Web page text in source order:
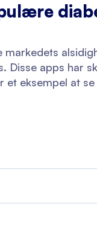
Disse apps har
et eksempel at